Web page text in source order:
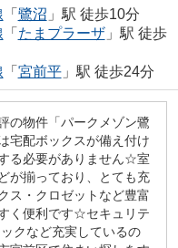
「 鷺沼 」駅 徒歩10分
「 たまプラーザ」駅 徒歩
「 宮前平」駅 徒歩24分
の物件「パークメゾン鷺
宅配ボックスが備え付け
る必要がありません☆室
が揃っており、とても充
ス・クロゼットなど豊富
く便利です☆セキュリテ
クなど充実しているの